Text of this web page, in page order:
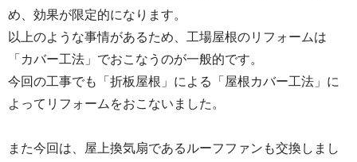
め、効果が限定的になります。
以上のような事情があるため、工場屋根のリフォームは
「カバー工法」でおこなうのが一般的です。
今回の工事でも「折板屋根」による「屋根カバー工法」に
よってリフォームをおこないました。
また今回は、屋上換気扇であるルーフファンも交換しまし